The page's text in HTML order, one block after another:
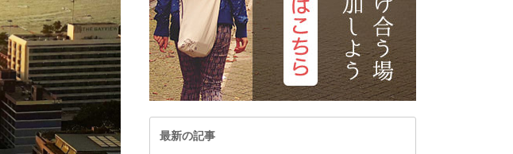
リトアニア
ロシア
カ
イスラエル
ケニア
韓国
オセアニア
オーストラリア
トンガ
ニュージーランド
パラオ共和国
最新の記事